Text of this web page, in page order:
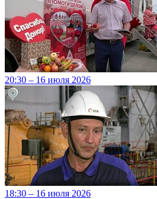
20:30 – 16 июля 2026
18:30 – 16 июля 2026